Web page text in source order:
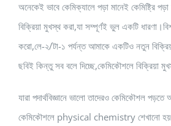
অনেকেই ভাবে কেমিক্যালে পড়া মানেই কেমিষ্ট্রি
বিক্রিয়া মুখস্থ করা,যা সম্পূর্ণই ভুল একটি
করো,লে-২/টা-১ পর্যন্ত আমাকে একটিও নতুন
ছবিই কিন্তু সব বলে দিচ্ছে,কেমিকৌশলে বিক্রিয়া
যারা পদার্থবিজ্ঞানে ভালো তাদেরও কেমিকৌশল
কেমিকৌশলে physical chemistry শেখানো